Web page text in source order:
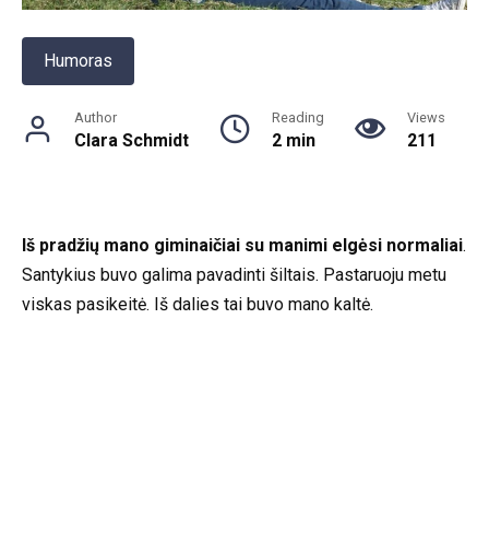
Humoras
Author
Clara Schmidt
Reading
2 min
Views
211
Iš pradžių mano giminaičiai su manimi elgėsi normaliai.
Santykius buvo galima pavadinti šiltais. Pastaruoju metu
viskas pasikeitė. Iš dalies tai buvo mano kaltė.